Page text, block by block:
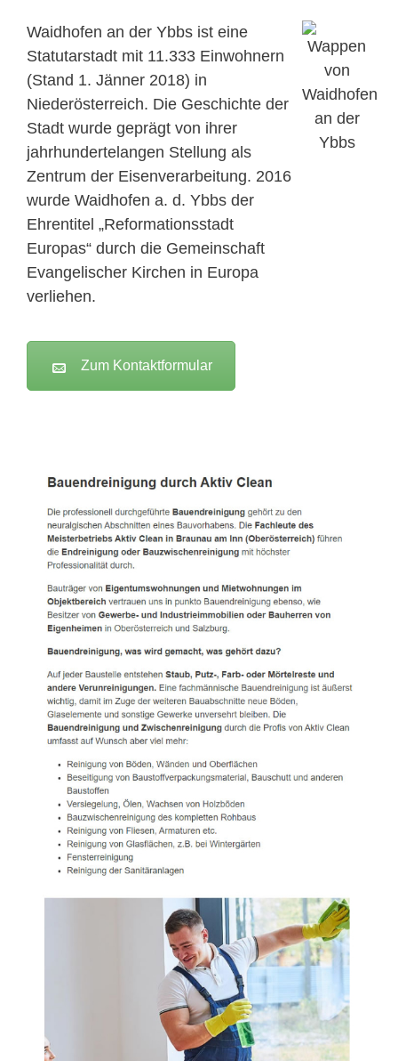
Waidhofen an der Ybbs ist eine
Statutarstadt mit 11.333 Einwohnern
(Stand 1. Jänner 2018) in
Niederösterreich. Die Geschichte der
Stadt wurde geprägt von ihrer
jahrhundertelangen Stellung als
Zentrum der Eisenverarbeitung. 2016
wurde Waidhofen a. d. Ybbs der
Ehrentitel „Reformationsstadt
Europas“ durch die Gemeinschaft
Evangelischer Kirchen in Europa
verliehen.
Zum Kontaktformular